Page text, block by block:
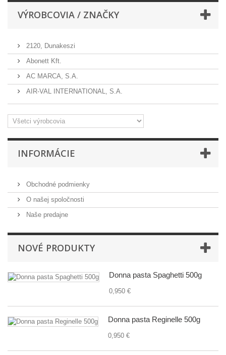
VÝROBCOVIA / ZNAČKY
2120, Dunakeszi
Abonett Kft.
AC MARCA, S.A.
AIR-VAL INTERNATIONAL, S.A.
INFORMÁCIE
Obchodné podmienky
O našej spoločnosti
Naše predajne
NOVÉ PRODUKTY
Donna pasta Spaghetti 500g
0,950 €
Donna pasta Reginelle 500g
0,950 €